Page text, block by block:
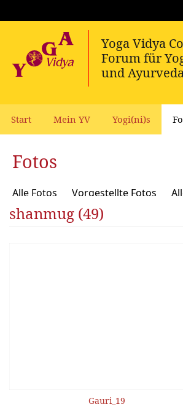
Start Mein YV Yogi(ni)s
Fotos
Alle Fotos Vorgestellte Fotos
shanmug (49)
Gauri_19